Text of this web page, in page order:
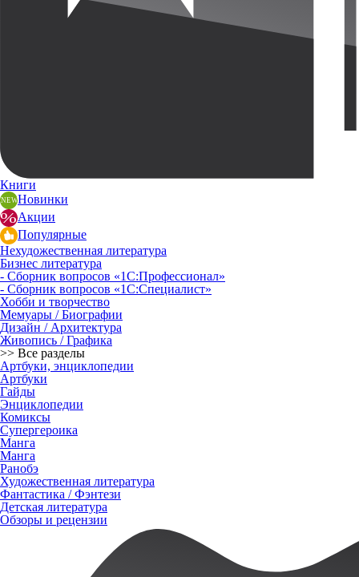
Книги
Новинки
Акции
Популярные
Нехудожественная литература
Бизнес литература
- Сборник вопросов «1С:Профессионал»
- Сборник вопросов «1С:Специалист»
Хобби и творчество
Мемуары / Биографии
Дизайн / Архитектура
Живопись / Графика
>> Все разделы
Артбуки, энциклопедии
Артбуки
Гайды
Энциклопедии
Комиксы
Супергероика
Манга
Манга
Ранобэ
Художественная литература
Фантастика / Фэнтези
Детская литература
Обзоры и рецензии